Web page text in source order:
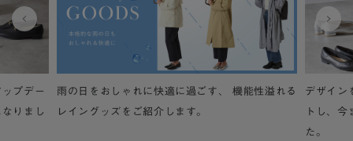
プデー
りまし
雨の日をおしゃれに快適に過ごす、 機能性溢れる
レイングッズをご紹介します。
デザイン
トし、
た。